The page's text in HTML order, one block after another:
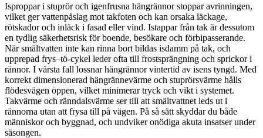
Isproppar i stuprör och igenfrusna hängrännor stoppar avrinningen,
vilket ger vattenpåslag mot takfoten och kan orsaka läckage,
rötskador och inläck i fasad eller vind. Istappar från tak är dessutom
en tydlig säkerhetsrisk för boende, besökare och förbipasserande.
När smältvatten inte kan rinna bort bildas isdamm på tak, och
upprepad frys–tö-cykel leder ofta till frostsprängning och sprickor i
rännor. I värsta fall lossnar hängrännor vintertid av isens tyngd. Med
korrekt dimensionerad hängrännevärme och stuprörsvärme hålls
flödesvägen öppen, vilket minimerar tryck och vikt i systemet.
Takvärme och ränndalsvärme ser till att smältvattnet leds ut i
rännorna utan att frysa till på vägen. På så sätt skyddar du både
människor och byggnad, och undviker onödiga akuta insatser under
säsongen.